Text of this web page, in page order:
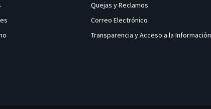
Quejas y Reclamos
Correo Electrónico
Transparencia y Acceso a la Información